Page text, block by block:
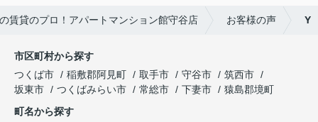
賃貸のプロ！アパートマンション館守谷店 お客様の声 Y
市区町村から探す
つくば市
稲敷郡阿見町 取手市 守谷市
筑西市
坂東市
つくばみらい市 常総市 下妻市
猿島郡境町
町名から探す